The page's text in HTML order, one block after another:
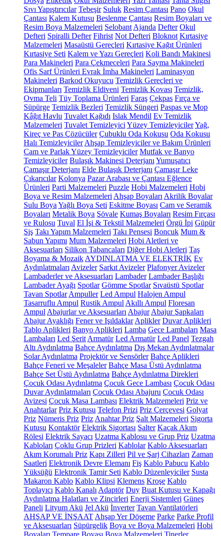
Sıvı Yapıştırıcılar Tebeşir Suluk Resim Çantası Pano Okul
Çantası Kalem Kutusu Beslenme Çantası Resim Boyaları ve
Resim Boya Malzemeleri Selobant Ajanda Defter Okul
Defteri Spiralli Defter Fihrist Not Defteri Bloknot Kırtasiye
Malzemeleri Masaüstü Gereçleri Kırtasiye Kağıt Ürünleri
Kırtasiye Seti Kalem ve Yazı Gereçleri Koli Bandı Makinesi
Para Makineleri Para Çekmeceleri Para Sayma Makineleri
Ofis Sarf Ürünleri Evrak İmha Makineleri Laminasyon
Makineleri Barkod Okuyucu Temizlik Gereçleri ve
Ekipmanları Temizlik Eldiveni Temizlik Kovası Temizlik,
Ovma Teli Tüy Toplama Ürünleri Faraş Çekpas Fırça ve
Süpürge Temizlik Bezleri Temizlik Süngeri Paspas ve Mop
Kâğıt Havlu Tuvalet Kağıdı Islak Mendil Ev Temizlik
Malzemeleri Tuvalet Temizleyici Yüzey TemizleyicilerYağ,
Kireç ve Pas Çözücüler Çubuklu Oda Kokusu Oda Kokusu
Halı Temizleyiciler Ahşap Temizleyiciler ve Bakım Ürünleri
Cam ve Parlak Yüzey Temizleyiciler Mutfak ve Banyo
Temizleyiciler Bulaşık Makinesi Deterjanı Yumuşatıcı
Çamaşır Deterjanı Elde Bulaşık Deterjanı Çamaşır Leke
Çıkarıcılar Kolonya Pazar Arabası ve Çantası Eğlence
Ürünleri Parti Malzemeleri Puzzle Hobi Malzemeleri Hobi
Boya ve Resim Malzemeleri Ahşap Boyaları Akrilik Boyalar
Sulu Boya Yağlı Boya Seti Eskitme Boyası Cam ve Seramik
Boyaları Metalik Boya Şövale Kumaş Boyaları Resim Fırçası
ve Rulosu Tuval El İşi & Tekstil Malzemeleri Örgü İpi Güpür
Şiş Takı Yapım Malzemeleri Takı Pensesi Boncuk Mum &
Sabun Yapımı Mum Malzemeleri Hobi Aletleri ve
Aksesuarları Silikon Tabancaları Diğer Hobi Aletleri Taş
Boyama & Mozaik AYDINLATMA VE ELEKTRİK Ev
Aydınlatmaları Avizeler Sarkıt Avizeler Plafonyer Avizeler
Lambaderler ve Aksesuarları Lambader Lambader Başlığı
Lambader Ayağı Spotlar Gömme Spotlar Sıvaüstü Spotlar
Tavan Spotlar Ampuller Led Ampul Halojen Ampul
Tasarruflu Ampul Rustik Ampul Akıllı Ampul Floresan
Ampul Abajurlar ve Aksesuarları Abajur Abajur Şapkaları
Abajur Ayaklığı Fener ve Işıldaklar Aplikler Duvar Aplikleri
Tablo Aplikleri Banyo Aplikleri Lamba Gece Lambaları Masa
Lambaları Led Şerit Armatür Led Armatür Led Panel Tezgah
Altı Aydınlatma Bahçe Aydınlatma Dış Mekan Aydınlatmalar
Solar Aydınlatma Projektör ve Sensörler Bahçe Aplikleri
Bahçe Feneri ve Meşaleler Bahçe Masa Üstü Aydınlatma
Bahçe Set Üstü Aydınlatma Bahçe Aydınlatma Direkleri
Çocuk Odası Aydınlatma Çocuk Gece Lambası Çocuk Odası
Duvar Aydınlatmaları Çocuk Odası Abajuru Çocuk Odası
Avizesi Çocuk Masa Lambası Elektrik Malzemeleri Priz ve
Anahtarlar Priz Kutusu Telefon Prizi Priz Çerçevesi Golyat
Priz Nümeris Priz Priz Anahtar Priz Şalt Malzemeleri Sigorta
Kutusu Kontaktör Elektrik Sigortası Şalter Kaçak Akım
Rölesi Elektrik Sayacı Uzatma Kablosu ve Grup Priz Uzatma
Kabloları Çoklu Grup Prizleri Kablolar Kablo Aksesuarları
Akım Korumalı Priz Kapı Zilleri Pil ve Şarj Cihazları Zaman
Saatleri Elektronik Devre Elemanı Fiş Kablo Pabucu Kablo
Yüksüğü Elektronik Tamir Seti Kablo Düzenleyiciler Susta
Makaron Kablo Kablo Klipsi Klemens Kroşe Kablo
Toplayıcı Kablo Kanalı Adaptör Duy Buat Kutusu ve Kapağı
Aydınlatma Halatları ve Zincirleri Enerji Sistemleri Güneş
Paneli Lityum Akü Jel Akü İnverter Tavan Vantilatörleri
AHŞAP VE İNŞAAT Ahşap Yer Döşeme Parke Parke Profil
ve Aksesuarları Süpürgelik Boya ve Boya Malzemeleri Hobi
Boyaları Tempare Boyası Boya Malzemeleri Tinerler